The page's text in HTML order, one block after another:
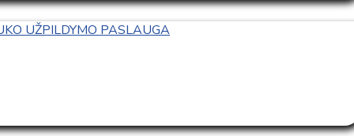
UŽPILDYMO PASLAUGA